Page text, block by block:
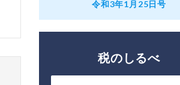
令和3年1月25日号
税のしるべ